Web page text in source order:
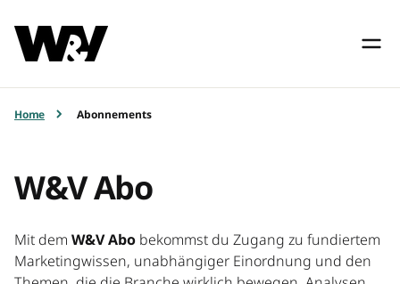
Home Abonnements
W&V Abo
Mit dem W&V Abo bekommst du Zugang zu fundiertem
Marketingwissen, unabhängiger Einordnung und den